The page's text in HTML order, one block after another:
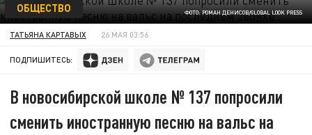
ФОТО: РОМАН ДЕНИСОВ/GLOBAL LOOK PRESS
ОБЩЕСТВО
ТАТЬЯНА КАРТАВЫХ 26 МАЯ 03:56
ПОДПИШИТЕСЬ:
В новосибирской школе № 137 попросили
сменить иностранную песню на вальс на